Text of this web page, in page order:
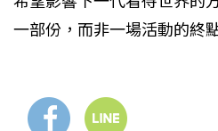
一部份，而非一場活動的終